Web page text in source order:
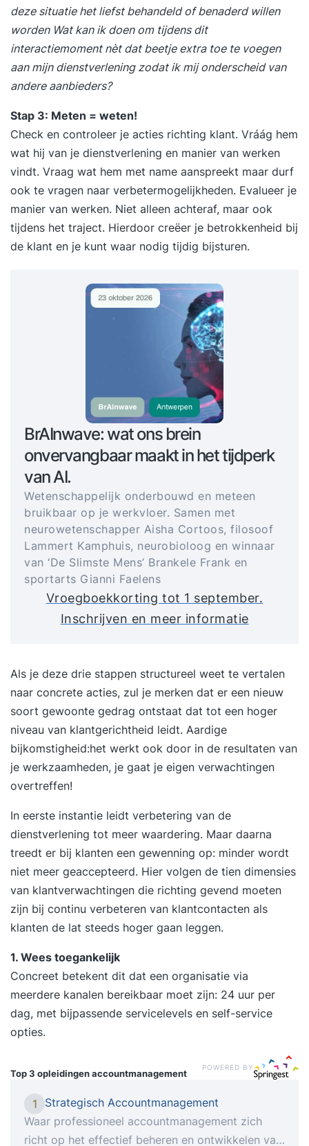
deze situatie het liefst behandeld of benaderd willen
worden Wat kan ik doen om tijdens dit
interactiemoment nèt dat beetje extra toe te voegen
aan mijn dienstverlening zodat ik mij onderscheid van
andere aanbieders?
Stap 3: Meten = weten!
Check en controleer je acties richting klant. Vráág hem
wat hij van je dienstverlening en manier van werken
vindt. Vraag wat hem met name aanspreekt maar durf
ook te vragen naar verbetermogelijkheden. Evalueer je
manier van werken. Niet alleen achteraf, maar ook
tijdens het traject. Hierdoor creëer je betrokkenheid bij
de klant en je kunt waar nodig tijdig bijsturen.
BrAInwave: wat ons brein
onvervangbaar maakt in het tijdperk
van AI.
Wetenschappelijk onderbouwd en meteen
bruikbaar op je werkvloer. Samen met
neurowetenschapper Aisha Cortoos, filosoof
Lammert Kamphuis, neurobioloog en winnaar
van ‘De Slimste Mens’ Brankele Frank en
sportarts Gianni Faelens
Vroegboekkorting tot 1 september.
Inschrijven en meer informatie
Als je deze drie stappen structureel weet te vertalen
naar concrete acties, zul je merken dat er een nieuw
soort gewoonte gedrag ontstaat dat tot een hoger
niveau van klantgerichtheid leidt. Aardige
bijkomstigheid:het werkt ook door in de resultaten van
je werkzaamheden, je gaat je eigen verwachtingen
overtreffen!
In eerste instantie leidt verbetering van de
dienstverlening tot meer waardering. Maar daarna
treedt er bij klanten een gewenning op: minder wordt
niet meer geaccepteerd. Hier volgen de tien dimensies
van klantverwachtingen die richting gevend moeten
zijn bij continu verbeteren van klantcontacten als
klanten de lat steeds hoger gaan leggen.
1. Wees toegankelijk
Concreet betekent dit dat een organisatie via
meerdere kanalen bereikbaar moet zijn: 24 uur per
dag, met bijpassende servicelevels en self-service
opties.
Top 3 opleidingenaccountmanagement
POWERED BY
1
Strategisch Accountmanagement
Waar professioneel accountmanagement zich
richt op het effectief beheren en ontwikkelen van